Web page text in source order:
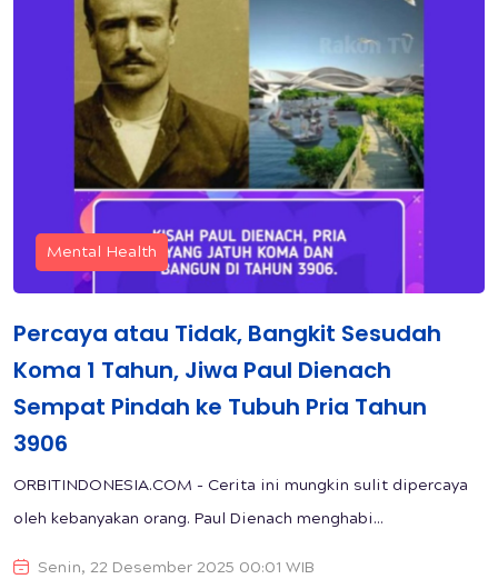
Mental Health
Percaya atau Tidak, Bangkit Sesudah
Koma 1 Tahun, Jiwa Paul Dienach
Sempat Pindah ke Tubuh Pria Tahun
3906
ORBITINDONESIA.COM - Cerita ini mungkin sulit dipercaya
oleh kebanyakan orang. Paul Dienach menghabi...
Senin, 22 Desember 2025 00:01 WIB